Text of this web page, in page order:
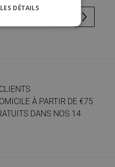
À PARTIR DE €75
DANS NOS 14
DÉTAILS